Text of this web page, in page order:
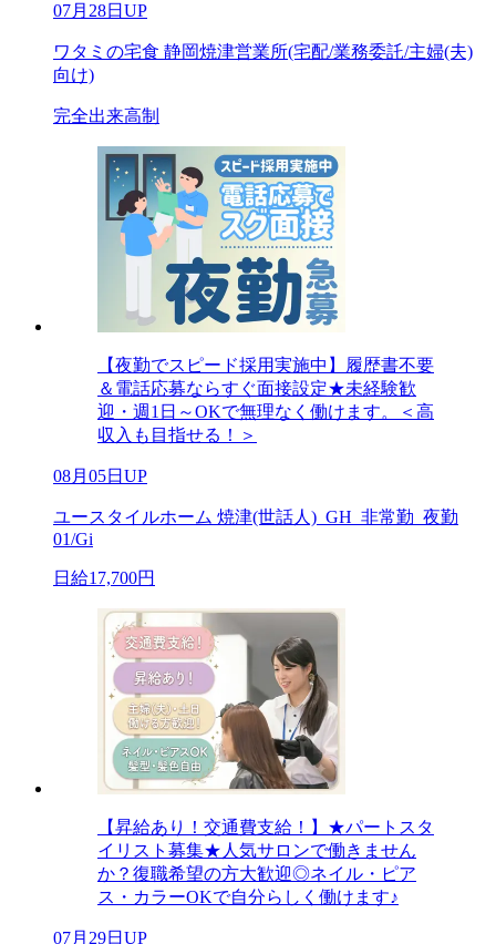
07月28日UP
ワタミの宅食 静岡焼津営業所(宅配/業務委託/主婦(夫)
向け)
完全出来高制
【夜勤でスピード採用実施中】履歴書不要
＆電話応募ならすぐ面接設定★未経験歓
迎・週1日～OKで無理なく働けます。＜高
収入も目指せる！＞
08月05日UP
ユースタイルホーム 焼津(世話人)_GH_非常勤_夜勤
01/Gi
日給17,700円
【昇給あり！交通費支給！】★パートスタ
イリスト募集★人気サロンで働きません
か？復職希望の方大歓迎◎ネイル・ピア
ス・カラーOKで自分らしく働けます♪
07月29日UP